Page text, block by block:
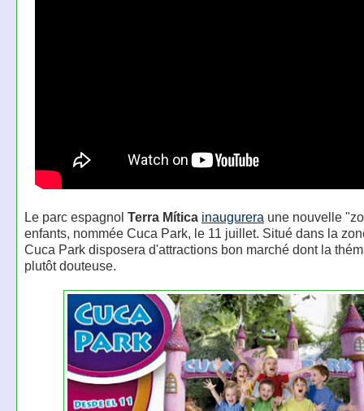
Le parc espagnol Terra Mítica inaugurera une nouvelle
enfants, nommée Cuca Park, le 11 juillet. Situé dans la
Cuca Park disposera d'attractions bon marché dont la
plutôt douteuse.